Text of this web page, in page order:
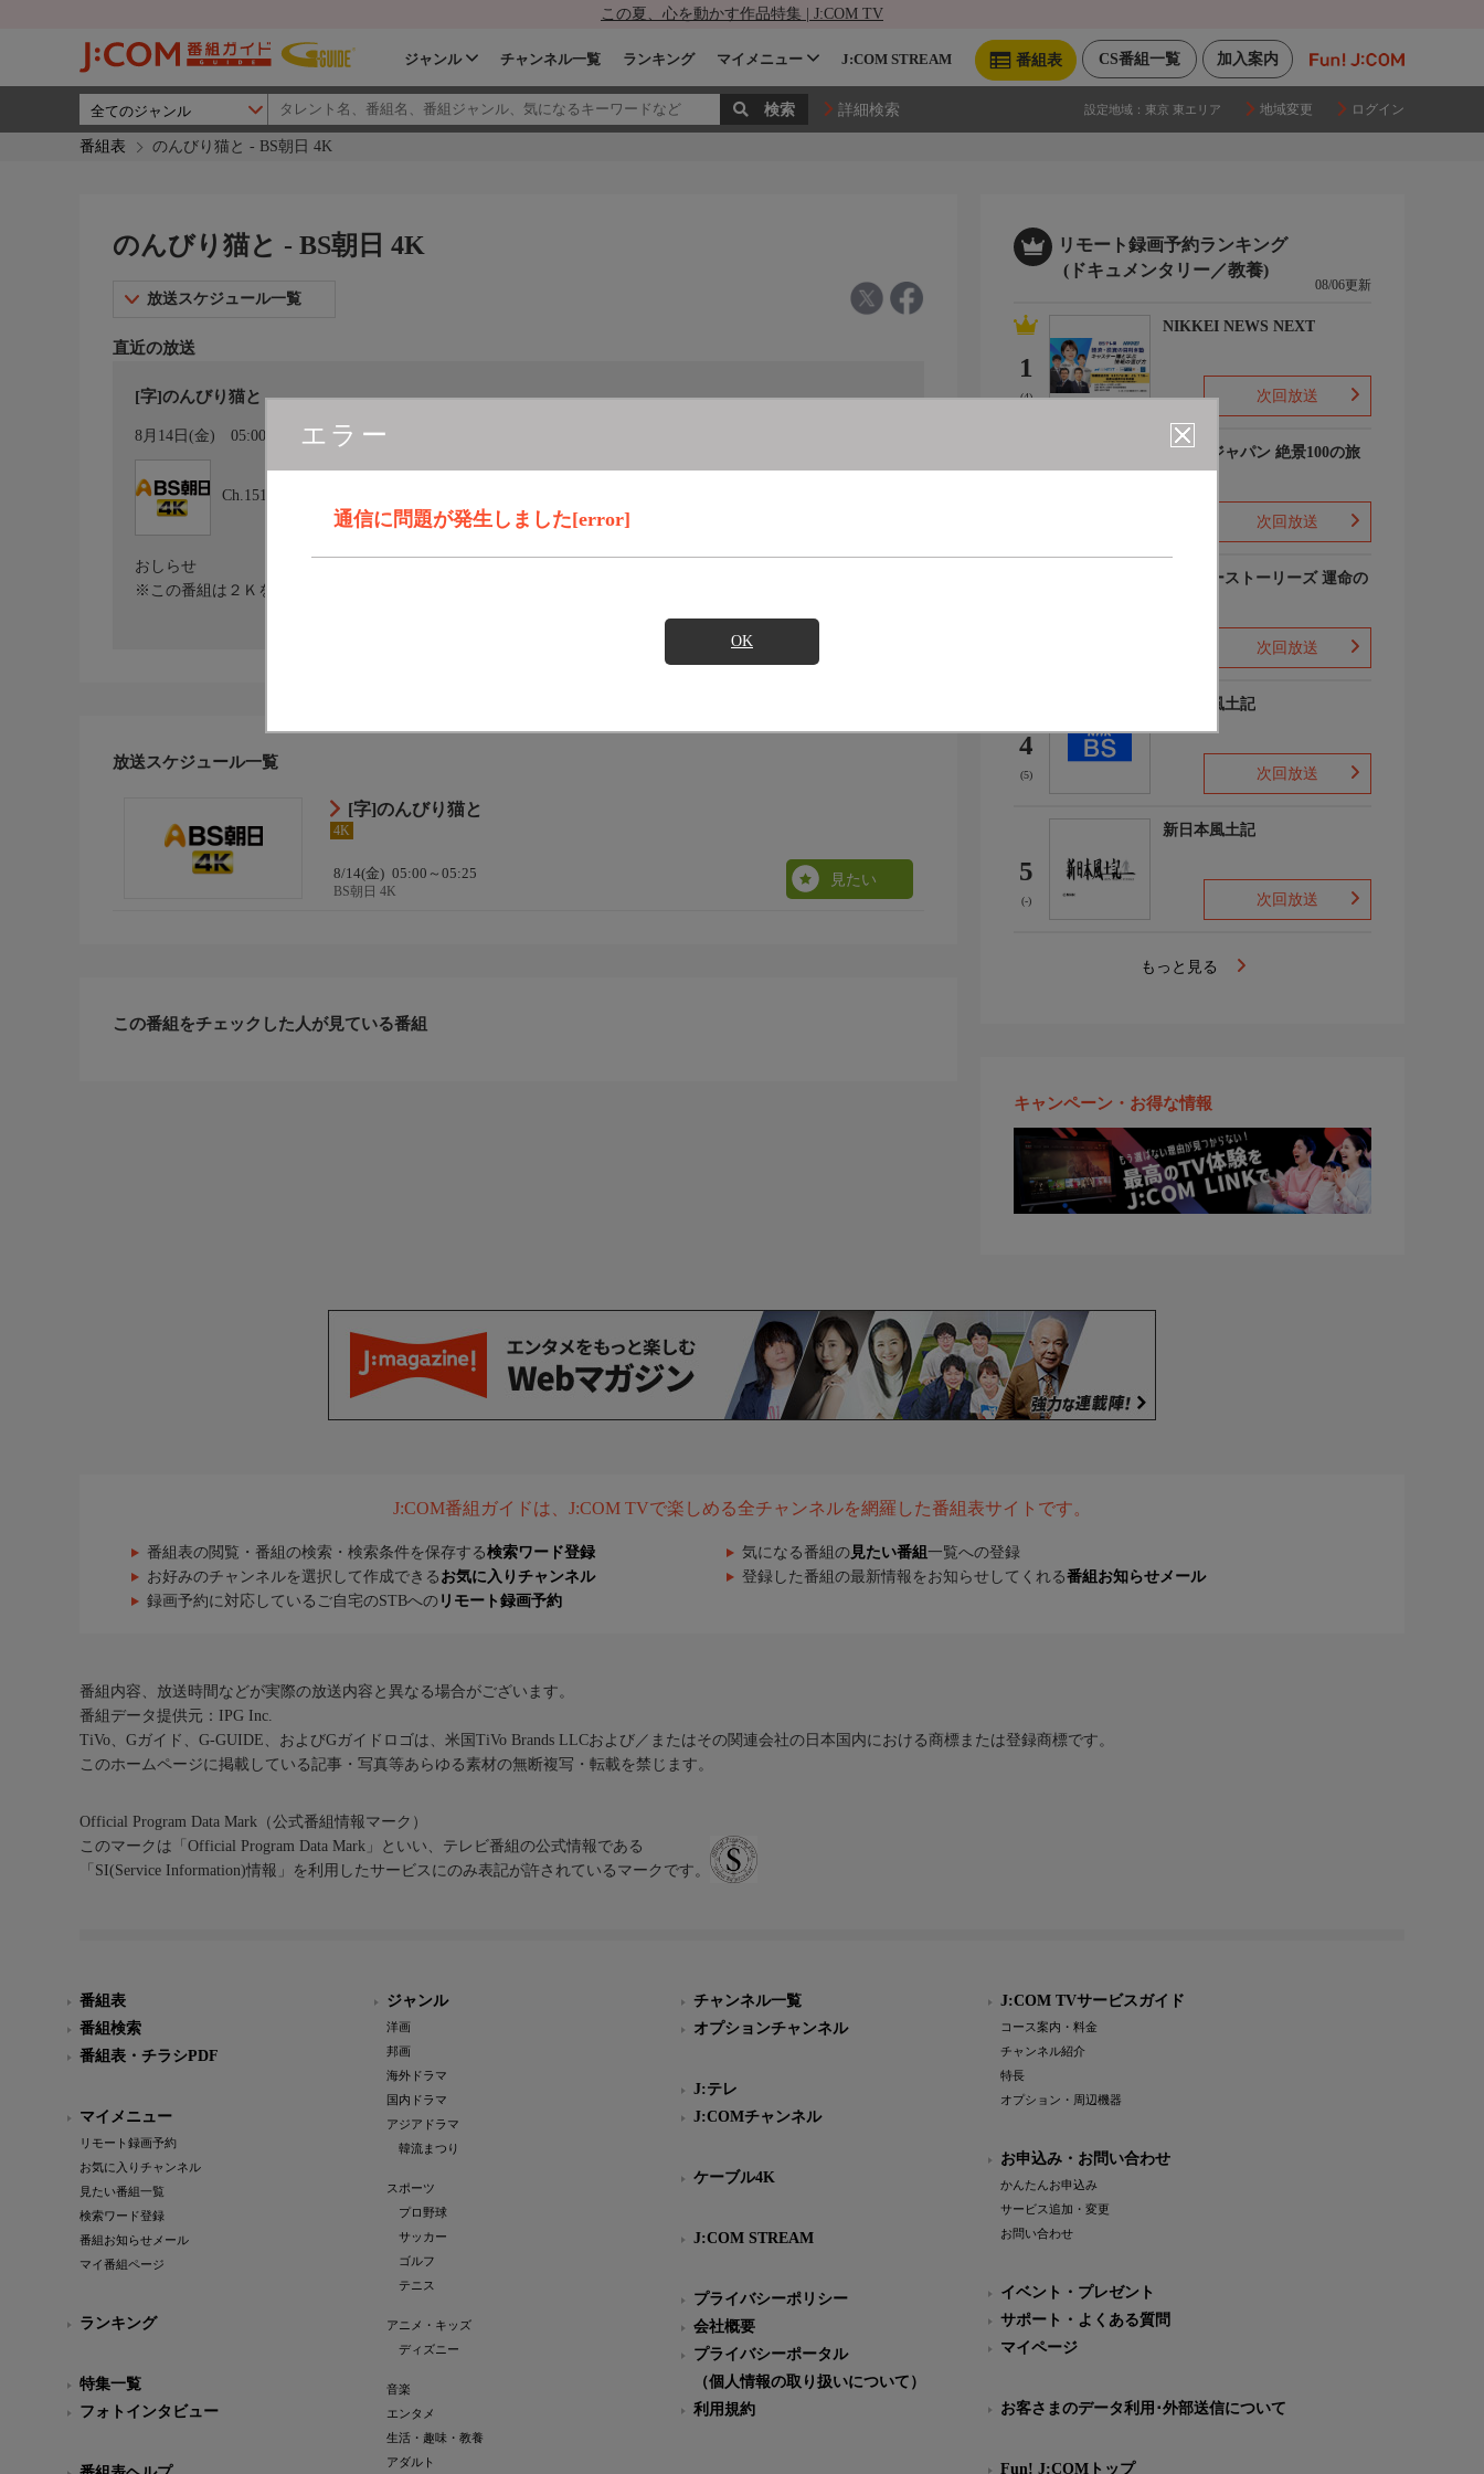
この夏、心を動かす作品特集 | J:COM TV
加入案内
CS番組一覧
番組表
ジャンル チャンネル一覧 ランキング マイメニュー J:COM STREAM
詳細検索 設定地域： 東京 東エリア 地域変更 ログイン
番組表 のんびり猫と - BS朝日 4K
エラー
通信に問題が発生しました[error]
OK
のんびり猫と - BS朝日 4K
放送スケジュール一覧
直近の放送
[字]のんびり猫と
8月14日(金) 05:00〜05:25 カレンダー登録
Ch.151
おしらせ
※この番組は２Ｋをアップコンバートした番組です
放送スケジュール一覧
[字]のんびり猫と
4K
8/14(金) 05:00～05:25
BS朝日 4K
見たい
この番組をチェックした人が見ている番組
リモート録画予約ランキング
(ドキュメンタリー／教養)
08/06更新
1
(4)
NIKKEI NEWS NEXT
次回放送
ジオ・ジャパン 絶景100の旅
次回放送
アナザーストーリーズ 運命の
次回放送
4
(5)
新日本風土記
次回放送
5
(-)
新日本風土記
次回放送
もっと見る
キャンペーン・お得な情報
J:COM番組ガイドは、J:COM TVで楽しめる全チャンネルを網羅した番組表サイトです。
番組表の閲覧・番組の検索・検索条件を保存する検索ワード登録 気になる番組の 見たい番組 一覧への登録
お好みのチャンネルを選択して作成できる お気に入りチャンネル 登録した番組の最新情報をお知らせしてくれる番組お知らせメール
録画予約に対応しているご自宅のSTBへの リモート録画予約
番組内容、放送時間などが実際の放送内容と異なる場合がございます。
番組データ提供元：IPG Inc.
TiVo、Gガイド、G-GUIDE、およびGガイドロゴは、米国TiVo Brands LLCおよび／またはその関連会社の日本国内における商標または登録商標です。
このホームページに掲載している記事・写真等あらゆる素材の無断複写・転載を禁じます。
Official Program Data Mark（公式番組情報マーク）
このマークは「Official Program Data Mark」といい、テレビ番組の公式情報である
「SI(Service Information)情報」を利用したサービスにのみ表記が許されているマークです。
番組表
番組検索
番組表・チラシPDF
マイメニュー
リモート録画予約
お気に入りチャンネル
見たい番組一覧
検索ワード登録
番組お知らせメール
マイ番組ページ
ランキング
特集一覧
フォトインタビュー
ジャンル
洋画
邦画
海外ドラマ
国内ドラマ
アジアドラマ
韓流まつり
スポーツ
プロ野球
サッカー
ゴルフ
テニス
アニメ・キッズ
ディズニー
音楽
エンタメ
生活・趣味・教養
アダルト
チャンネル一覧
オプションチャンネル
J:テレ
J:COMチャンネル
ケーブル4K
J:COM STREAM
プライバシーポリシー
会社概要
プライバシーポータル
（個人情報の取り扱いについて）
利用規約
J:COM TVサービスガイド
コース案内・料金
チャンネル紹介
特長
オプション・周辺機器
お申込み・お問い合わせ
かんたんお申込み
サービス追加・変更
お問い合わせ
イベント・プレゼント
サポート・よくある質問
マイページ
お客さまのデータ利用･外部送信について
Fun! J:COMトップ